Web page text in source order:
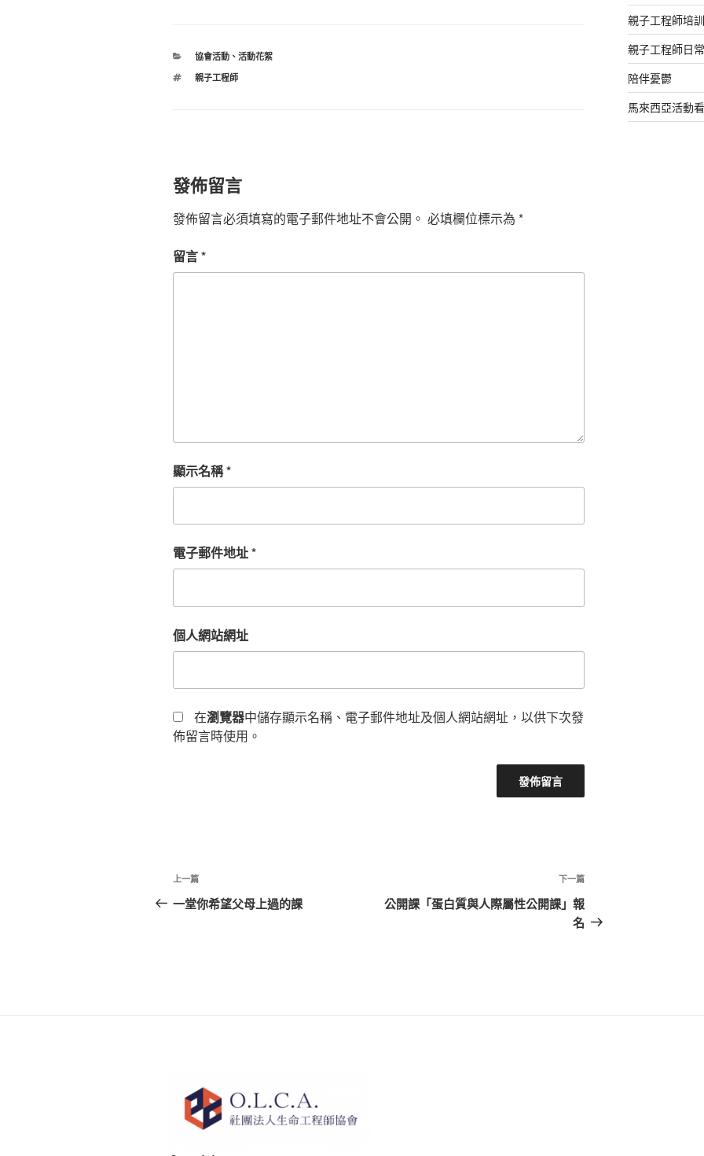
分
協會活動、 活動花絮
標
親子工程師
發佈留言
發佈留言必須填寫的電子郵件地址不會公開。 必填欄位標示為 *
留言*
顯示名稱*
電子郵件地址*
個人網站網址
在瀏覽器中儲存顯示名稱、電子郵件地址及個人網站網址，以供下次發
佈留言時使用。
文
章
上
一
上一篇
一堂你希望父母上過的課
下
一
篇
下一篇
公開課「蛋白質與人際屬性公開課」報
名
親子工程師培
親子工程師日常
陪伴憂鬱
馬來西亞活動